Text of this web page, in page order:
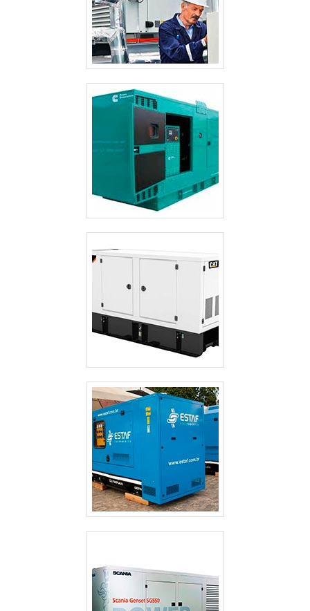
responsável quando se explana o segmento de geração
de energia em grupos geradores a diesel e a gás. O
objetivo é garantir sempre a melhor opção para o cliente
final. O time conta com trabalhadores eficientes que
terão o maior prazer em auxiliar com suas
dúvidas.GARANTIA DE QUALIDADE
COMPROVADASomente na Gensets tem tudo que se
precisa para geração de energia em grupos geradores a
diesel e a gás. É sempre a opção mais confiável,
disponibilizando itens como bacia de contenção e cabine
de gerador com ótima qualidade e precisão.Com o
objetivo de trazer a satisfação a todos os clientes, a
empresa entende que seu melhor destaque é conquistar
a confiança de cada um. Tudo isso só é possível através
do investimento em equipamentos modernos e
profissionais experientes. A Gensets é uma empresa que
tem se destacado da concorrência pela seriedade e
qualidade, que fecham todo o ciclo de entrega com
acessar o site e saber mais sobre a empresa, os serviços